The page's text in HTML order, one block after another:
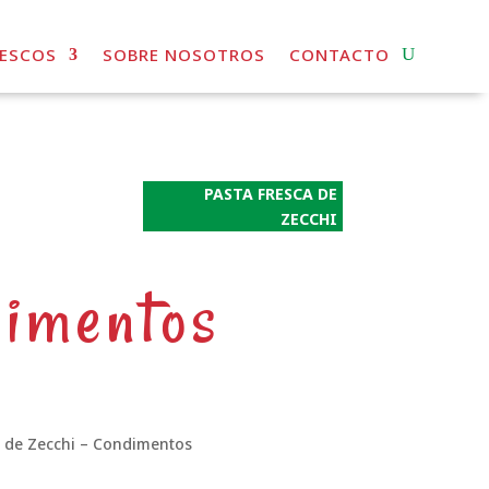
SOBRE NOSOTROS CONTACTO
PASTA FRESCA DE
ZECCHI
de Zecchi – Condimentos